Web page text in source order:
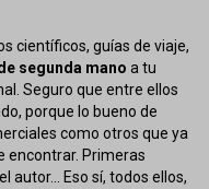
científicos, guías de viaje,
segunda mano a tu
Seguro que entre ellos
porque lo bueno de
como otros que ya
encontrar. Primeras
autor... Eso sí, todos ellos,